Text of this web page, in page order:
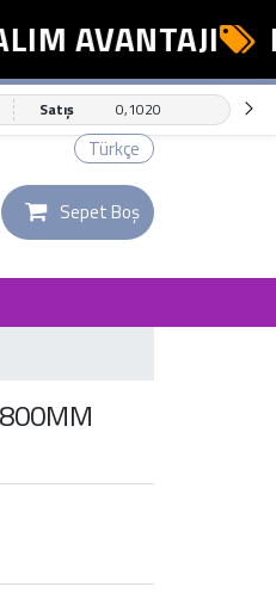
AVANTAJI
Satış 0,1020
Türkçe
Sepet Boş